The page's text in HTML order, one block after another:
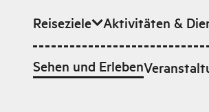
Zum Hauptinhalt
Reiseziele Aktivitäten &
Sehen und Erleben